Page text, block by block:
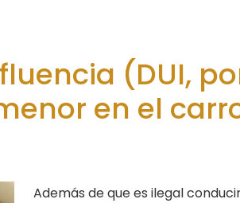
(DUI,
en el
Además de que es ilegal